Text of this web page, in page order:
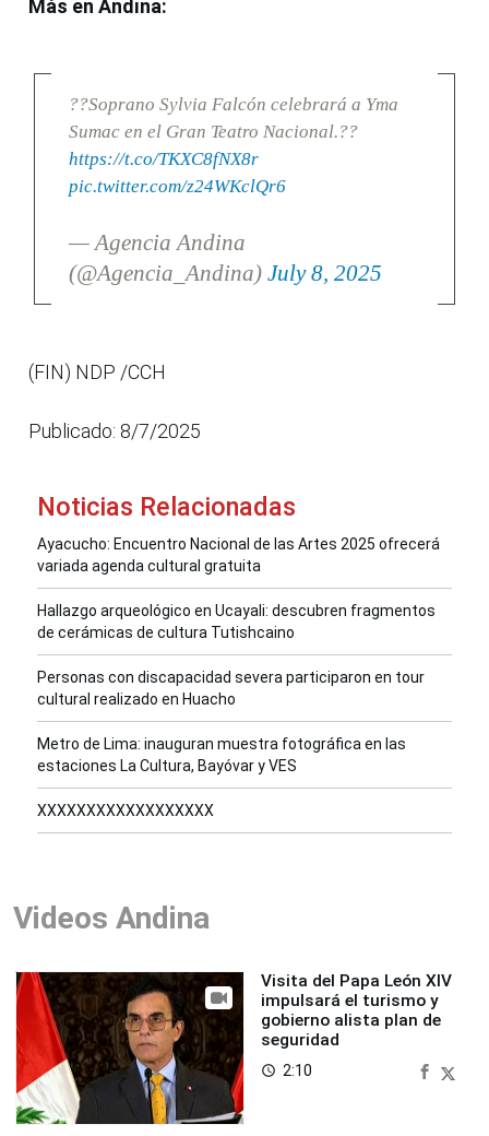
Más en Andina:
??Soprano Sylvia Falcón celebrará a Yma
Sumac en el Gran Teatro Nacional.??
https://t.co/TKXC8fNX8r
pic.twitter.com/z24WKclQr6
— Agencia Andina
(@Agencia_Andina) July 8, 2025
(FIN) NDP /CCH
Publicado: 8/7/2025
Noticias Relacionadas
Ayacucho: Encuentro Nacional de las Artes 2025 ofrecerá
variada agenda cultural gratuita
Hallazgo arqueológico en Ucayali: descubren fragmentos
de cerámicas de cultura Tutishcaino
Personas con discapacidad severa participaron en tour
cultural realizado en Huacho
Metro de Lima: inauguran muestra fotográfica en las
estaciones La Cultura, Bayóvar y VES
XXXXXXXXXXXXXXXXXX
Videos Andina
Visita del Papa León XIV
impulsará el turismo y
gobierno alista plan de
seguridad
access_time 2:10